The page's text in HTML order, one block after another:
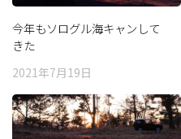
今年もソログル海キャンして
きた
2021年7月19日